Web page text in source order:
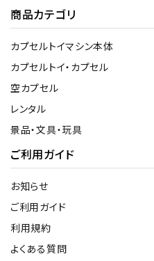
商品カテゴリ
カプセルトイマシン本体
カプセルトイ・カプセル
空カプセル
レンタル
景品・文具・玩具
ご利用ガイド
お知らせ
ご利用ガイド
利用規約
よくある質問